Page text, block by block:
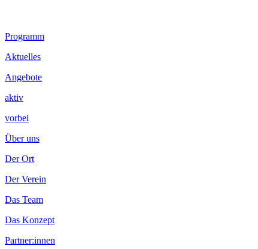
Footer
Inhalt
Programm
Aktuelles
Angebote
aktiv
vorbei
Über uns
Der Ort
Der Verein
Das Team
Das Konzept
Partner:innen